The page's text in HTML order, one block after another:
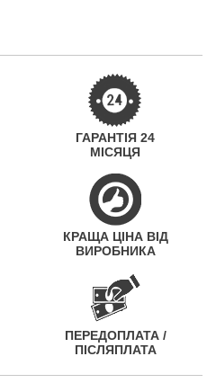
ГАРАНТІЯ 24
МІСЯЦЯ
КРАЩА ЦІНА ВІД
ВИРОБНИКА
ПЕРЕДОПЛАТА /
ПІСЛЯПЛАТА